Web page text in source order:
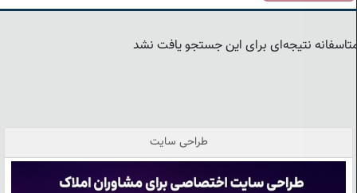
نتیجه‌ای برای این جستجو یافت نشد
طراحی سایت